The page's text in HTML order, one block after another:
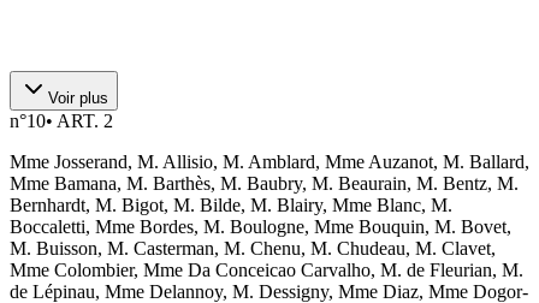
Voir plus
n°10• ART. 2
Mme Josserand, M. Allisio, M. Amblard, Mme Auzanot, M. Ballard,
Mme Bamana, M. Barthès, M. Baubry, M. Beaurain, M. Bentz, M.
Bernhardt, M. Bigot, M. Bilde, M. Blairy, Mme Blanc, M.
Boccaletti, Mme Bordes, M. Boulogne, Mme Bouquin, M. Bovet,
M. Buisson, M. Casterman, M. Chenu, M. Chudeau, M. Clavet,
Mme Colombier, Mme Da Conceicao Carvalho, M. de Fleurian, M.
de Lépinau, Mme Delannoy, M. Dessigny, Mme Diaz, Mme Dogor-